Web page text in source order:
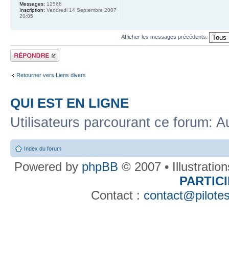
Messages: 12568
Inscription: Vendredi 14 Septembre 2007
20:05
Afficher les messages précédents:
Répondre
Retourner vers Liens divers
QUI EST EN LIGNE
Utilisateurs parcourant ce forum:
Index du forum
Powered by phpBB © 2007 •
Contact :